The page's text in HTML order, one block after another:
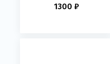
1300 ₽